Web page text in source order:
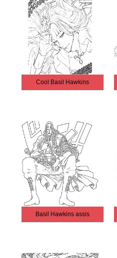
Cool Basil Hawkins
Basil Hawkins assis